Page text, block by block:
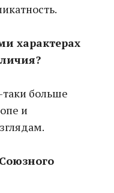
характерах
больше
и